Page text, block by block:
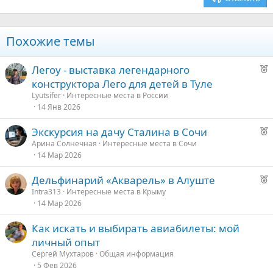
Массаж или лечение.
различные манипуляции – массирует голову, руки, плечи или
пытается помазать неизвестными мазями, окурить дымом
трав. А в заключении требует денег за это. В этом случае стоит
сразу же отойти в сторону и отказаться от подобных услуг.
Такси.
Индийские таксисты часто берут свыше тарифа за
дополнительные остановки, багаж и даже кондиционер. А
также могут намеренно возить туристов по неоговоренным
местам, за что потребуют больше денег.
До поездки следует обсудить маршрут, стоимость поездки и
дополнительных услуг.
Посмотреть вложение 4377
Отель.
Туристы, бронирующие отели через Интернет, сталкиваются с
Похожие темы
Р
е
у
Легоу - выставка легендарного
конструктора Лего для детей в Туле
Lyutsifer Интересные места в России
14 Янв 2026
Р
о
Экскурсия на дачу Сталина в Сочи
Арина Солнечная
Интересные места в Сочи
14 Мар 2026
Р
о
Дельфинарий «Акварель» в Алуште
Intra313
Интересные места в Крыму
14 Мар 2026
Как искать и выбирать авиабилеты: мой
личный опыт
Сергей Мухтаров Общая информация
5 Фев 2026